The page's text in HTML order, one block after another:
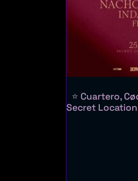
⭐ Cuartero,
Secret